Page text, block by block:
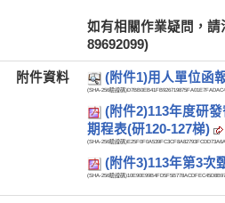
如有相關作業疑問，
89692099)
附件資料 (附件1)用人單位函
(SHA-256驗證碼)
(附件2)113年度研
期程表(研120-127梯)
(SHA-256驗證碼)
(附件3)113年第3次
(SHA-256驗證碼)